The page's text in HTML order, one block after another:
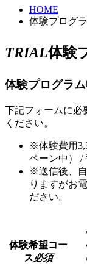
HOME
体験プログ
TRIAL体験
体験プログラ
下記フォームに必
ください。
※体験費用
ペーン中） /
※送信後、
りますがお
ださい。
体験希望コー
ス必須